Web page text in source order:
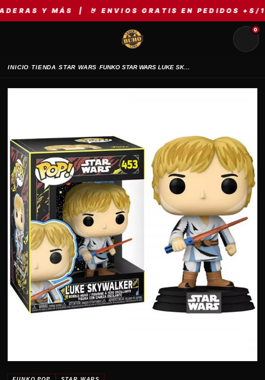
Y MÁS | 🤘 ENVIOS GRATIS EN PEDIDOS +S/
0
INICIO›TIENDA›STAR WARS› FUNKO STAR WARS LUKE SKYWALKER 453 ONLY AT